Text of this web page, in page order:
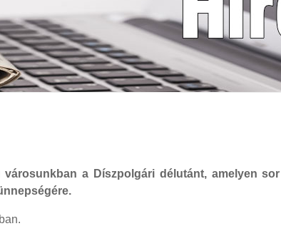
a Díszpolgári délutánt, amelyen